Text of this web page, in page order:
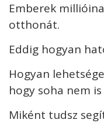
Emberek
otthonát.
Eddig hogyan
Hogyan
hogy soha nem
Miként tudsz